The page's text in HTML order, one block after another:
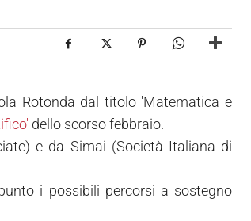
Rotonda dal titolo 'Matematica e
dello scorso febbraio.
e da Simai (Società Italiana di
i possibili percorsi a sostegno